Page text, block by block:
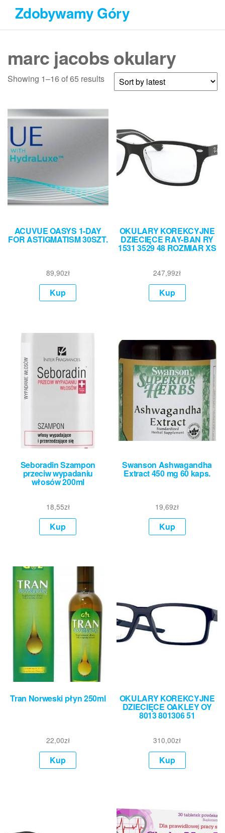
Przejdź
treści
Zdobywamy Góry
marc jacobs okulary
Showing 1–16 of 65 results
ACUVUE OASYS 1-DAY
FOR ASTIGMATISM 30SZT.
89,90zł
Kup
OKULARY KOREKCYJNE
DZIECIĘCE RAY-BAN RY
1531 3529 48 ROZMIAR XS
247,99zł
Kup
Seboradin Szampon
przeciw wypadaniu
włosów 200ml
18,55zł
Kup
Swanson Ashwagandha
Extract 450 mg 60 kaps.
19,69zł
Kup
Tran Norweski płyn 250ml
22,00zł
Kup
OKULARY KOREKCYJNE
DZIECIĘCE OAKLEY OY
8013 801306 51
310,00zł
Kup